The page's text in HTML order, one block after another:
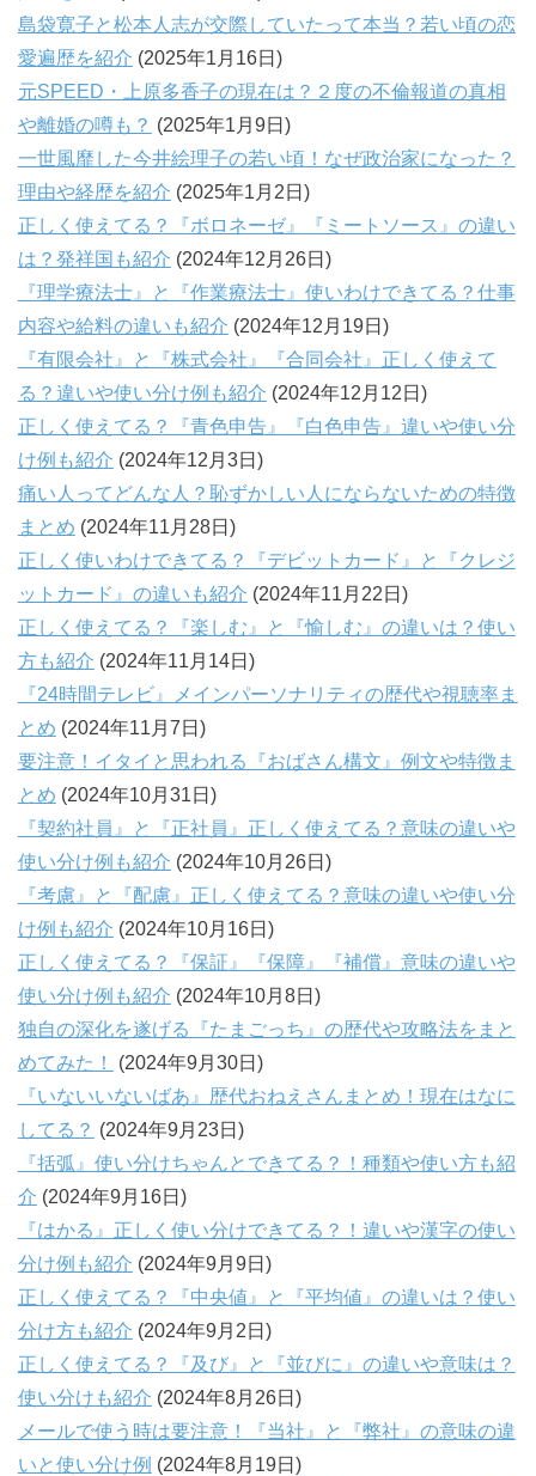
島袋寛子と松本人志が交際していたって本当？若い頃の恋
愛遍歴を紹介 (2025年1月16日)
元SPEED・上原多香子の現在は？２度の不倫報道の真相
や離婚の噂も？ (2025年1月9日)
一世風靡した今井絵理子の若い頃！なぜ政治家になった？
理由や経歴を紹介 (2025年1月2日)
正しく使えてる？『ボロネーゼ』『ミートソース』の違い
は？発祥国も紹介 (2024年12月26日)
『理学療法士』と『作業療法士』使いわけできてる？仕事
内容や給料の違いも紹介 (2024年12月19日)
『有限会社』と『株式会社』『合同会社』正しく使えて
る？違いや使い分け例も紹介 (2024年12月12日)
正しく使えてる？『青色申告』『白色申告』違いや使い分
け例も紹介 (2024年12月3日)
痛い人ってどんな人？恥ずかしい人にならないための特徴
まとめ (2024年11月28日)
正しく使いわけできてる？『デビットカード』と『クレジ
ットカード』の違いも紹介 (2024年11月22日)
正しく使えてる？『楽しむ』と『愉しむ』の違いは？使い
方も紹介 (2024年11月14日)
『24時間テレビ』メインパーソナリティの歴代や視聴率ま
とめ (2024年11月7日)
要注意！イタイと思われる『おばさん構文』例文や特徴ま
とめ (2024年10月31日)
『契約社員』と『正社員』正しく使えてる？意味の違いや
使い分け例も紹介 (2024年10月26日)
『考慮』と『配慮』正しく使えてる？意味の違いや使い分
け例も紹介 (2024年10月16日)
正しく使えてる？『保証』『保障』『補償』意味の違いや
使い分け例も紹介 (2024年10月8日)
独自の深化を遂げる『たまごっち』の歴代や攻略法をまと
めてみた！
(2024年9月30日)
『いないいないばあ』歴代おねえさんまとめ！現在はなに
してる？ (2024年9月23日)
『括弧』使い分けちゃんとできてる？！種類や使い方も紹
介 (2024年9月16日)
『はかる』正しく使い分けできてる？！違いや漢字の使い
分け例も紹介 (2024年9月9日)
正しく使えてる？『中央値』と『平均値』の違いは？使い
分け方も紹介 (2024年9月2日)
正しく使えてる？『及び』と『並びに』の違いや意味は？
使い分けも紹介 (2024年8月26日)
メールで使う時は要注意！『当社』と『弊社』の意味の違
いと使い分け例 (2024年8月19日)